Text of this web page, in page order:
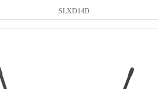
SLXD14D